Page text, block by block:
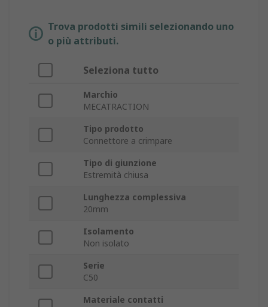
Trova prodotti simili selezionando uno
o più attributi.
Seleziona tutto
Marchio
MECATRACTION
Tipo prodotto
Connettore a crimpare
Tipo di giunzione
Estremità chiusa
Lunghezza complessiva
20mm
Isolamento
Non isolato
Serie
C50
Materiale contatti